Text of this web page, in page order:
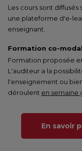
Les cours sont
une plateforme d'e-
enseignant.
Formation co-
Formation proposée
L'auditeur a la
l'enseignement ou
déroulent en semaine
En savoir